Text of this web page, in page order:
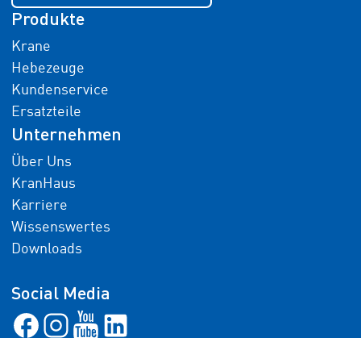
Produkte
Krane
Hebezeuge
Kundenservice
Ersatzteile
Unternehmen
Über Uns
KranHaus
Karriere
Wissenswertes
Downloads
Social Media